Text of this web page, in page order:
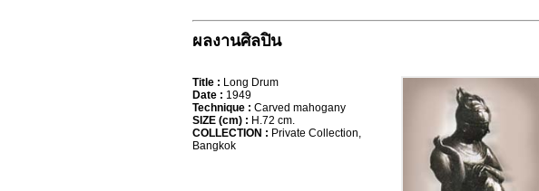
ผลงานศิลปิน
Title : Long Drum
Date : 1949
Technique : Carved mahogany
SIZE (cm) : H.72 cm.
COLLECTION : Private Collection,
Bangkok